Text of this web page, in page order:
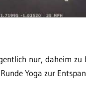
nur, daheim zu
Yoga zur